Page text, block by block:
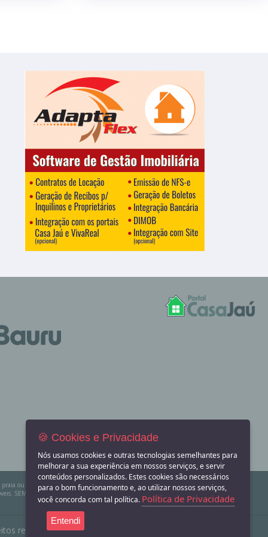
ou sítio para eventos? Aqui você também encontra! O Portal Casa Jaú apenas divulga
SEMPRE consulte a imobiliária ou proprietário para confirmar as informações
reservados.
🍪 Cookies e Privacidade
Nós usamos cookies e outras tecnologias semelhantes para
melhorar a sua experiência em nossos serviços, e servir
conteúdos personalizados. Estes cookies são necessários
para o bom funcionamento e, ao utilizar nossos serviços,
você concorda com tal política. Política de Privacidade
Entendi